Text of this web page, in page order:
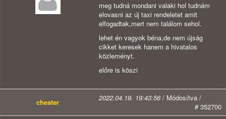
meg tudná mondani valaki hol tudnám
elovasni az új taxi rendeletet amit
elfogadtak,mert nem találom sehol.
lehet én vagyok béna,de nem újság
cikket keresek hanem a hivatalos
közleményt.
előre is köszi
cheater 2022.04.19. 19:43:56/ Módosítva /
# 352700